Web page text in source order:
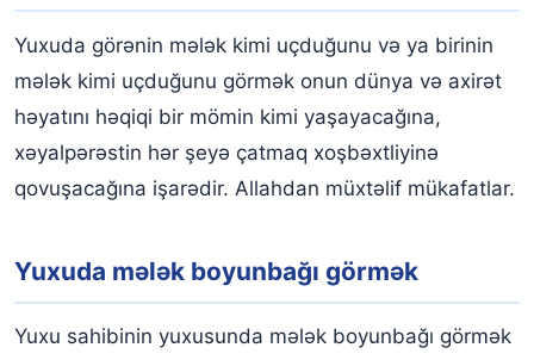
Yuxuda görənin mələk kimi uçduğunu və ya birinin
mələk kimi uçduğunu görmək onun dünya və axirət
həyatını həqiqi bir mömin kimi yaşayacağına,
xəyalpərəstin hər şeyə çatmaq xoşbəxtliyinə
qovuşacağına işarədir. Allahdan müxtəlif mükafatlar.
Yuxuda mələk boyunbağı görmək
Yuxu sahibinin yuxusunda mələk boyunbağı görmək